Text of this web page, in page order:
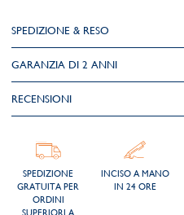
SPEDIZIONE & RESO
GARANZIA DI 2 ANNI
RECENSIONI
SPEDIZIONE
GRATUITA PER
ORDINI
INCISO A MANO
IN 24 ORE